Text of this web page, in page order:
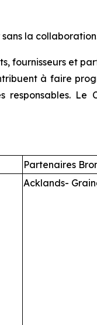
la
fournisseurs et
à faire
responsables. Le
Partenaires
Acklands-